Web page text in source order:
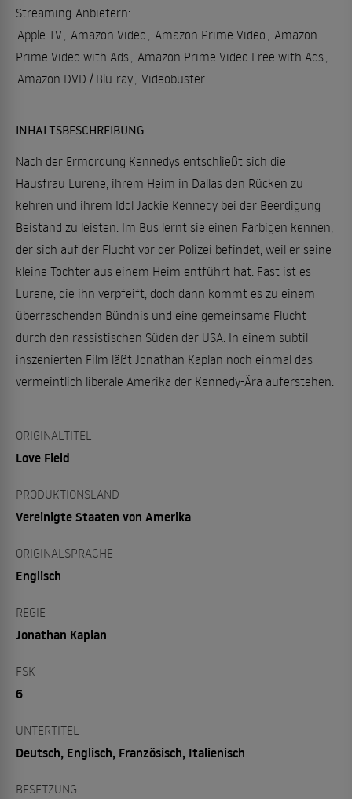
Streaming-Anbietern:
Apple TV, Amazon Video , Amazon Prime Video , Amazon
Prime Video with Ads, Amazon Prime Video Free with Ads,
Amazon DVD / Blu-ray, Videobuster.
INHALTSBESCHREIBUNG
Nach der Ermordung Kennedys entschließt sich die
Hausfrau Lurene, ihrem Heim in Dallas den Rücken zu
kehren und ihrem Idol Jackie Kennedy bei der Beerdigung
Beistand zu leisten. Im Bus lernt sie einen Farbigen kennen,
der sich auf der Flucht vor der Polizei befindet, weil er seine
kleine Tochter aus einem Heim entführt hat. Fast ist es
Lurene, die ihn verpfeift, doch dann kommt es zu einem
überraschenden Bündnis und eine gemeinsame Flucht
durch den rassistischen Süden der USA. In einem subtil
inszenierten Film läßt Jonathan Kaplan noch einmal das
vermeintlich liberale Amerika der Kennedy-Ära auferstehen.
ORIGINALTITEL
Love Field
PRODUKTIONSLAND
Vereinigte Staaten von Amerika
ORIGINALSPRACHE
Englisch
REGIE
Jonathan Kaplan
FSK
6
UNTERTITEL
Deutsch, Englisch, Französisch, Italienisch
BESETZUNG